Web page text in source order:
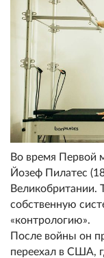
Во время Первой
Йозеф Пилатес
Великобритании.
собственную
«контрологию».
После войны он
переехал в США,